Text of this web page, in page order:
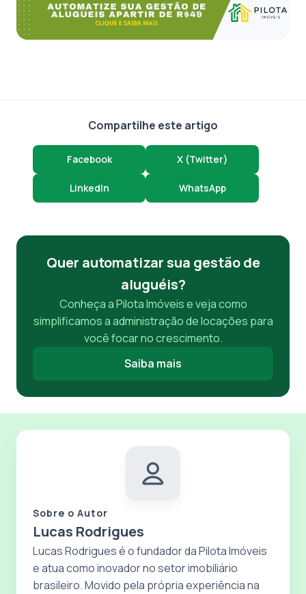
Compartilhe este artigo
Facebook X (Twitter)
LinkedIn WhatsApp
Quer automatizar sua gestão de
aluguéis?
Conheça a Pilota Imóveis e veja como
simplificamos a administração de locações para
você focar no crescimento.
Saiba mais
Sobre o Autor
Lucas Rodrigues
Lucas Rodrigues é o fundador da Pilota Imóveis
e atua como inovador no setor imobiliário
brasileiro. Movido pela própria experiência na